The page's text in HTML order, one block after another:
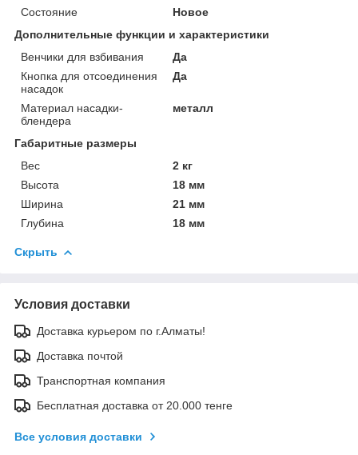
Состояние
Новое
Дополнительные функции и характеристики
Венчики для взбивания
Да
Кнопка для отсоединения
насадок
Да
Материал насадки-
блендера
металл
Габаритные размеры
Вес
2 кг
Высота
18 мм
Ширина
21 мм
Глубина
18 мм
Скрыть
Условия доставки
Доставка курьером по г.Алматы!
Доставка почтой
Транспортная компания
Бесплатная доставка от 20.000 тенге
Все условия доставки